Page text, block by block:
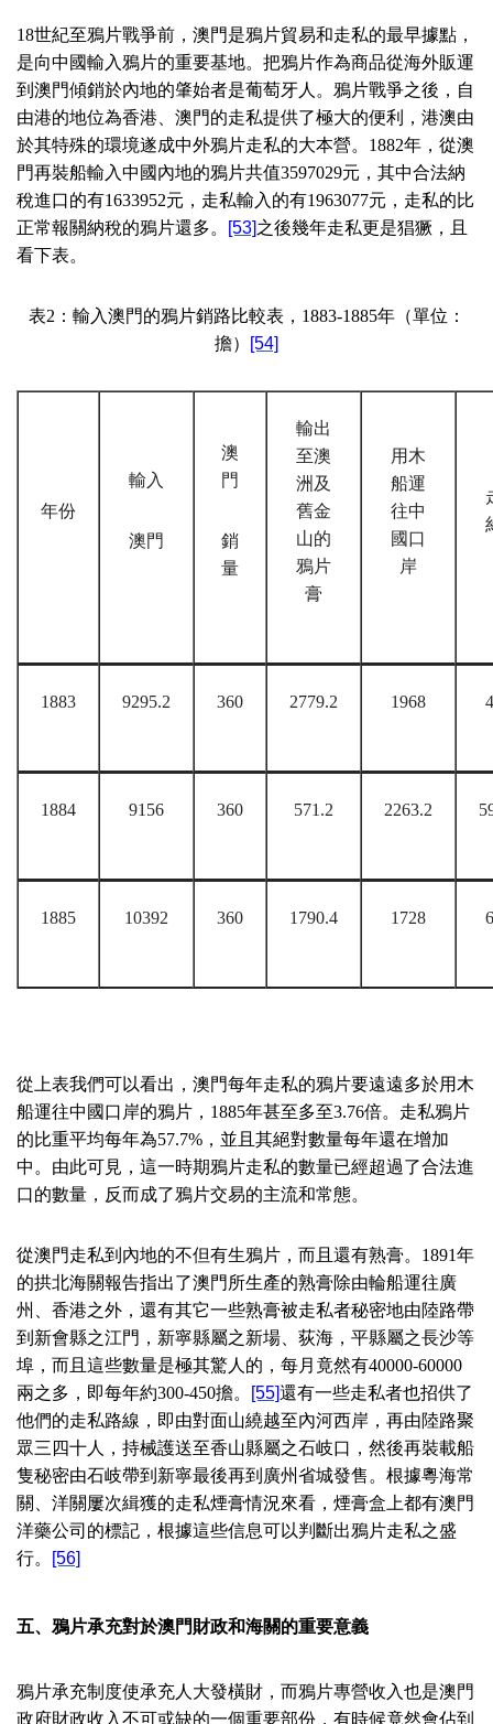
18世紀至鴉片戰爭前，澳門是鴉片貿易和走私的最早據點，
是向中國輸入鴉片的重要基地。把鴉片作為商品從海外販運
到澳門傾銷於內地的肇始者是葡萄牙人。鴉片戰爭之後，自
由港的地位為香港、澳門的走私提供了極大的便利，港澳由
於其特殊的環境遂成中外鴉片走私的大本營。 1882年，從澳
門再裝船輸入中國內地的鴉片共值3597029元，其中合法納
稅進口的有1633952元，走私輸入的有1963077元，走私的比
正常報關納稅的鴉片還多。
[53]之後幾年走私更是猖獗，且
看下表。
表2 ：輸入澳門的鴉片銷路比較表， 1883-1885年（單位：
擔）
[54]
年份
輸入
澳門
澳
門
銷
量
輸出
至澳
洲及
舊金
山的
鴉片
膏
用木
船運
往中
國口
岸
1883 9295.2 360 2779.2 1968
1884 9156 360 571.2 2263.2
1885 10392 360 1790.4 1728
從上表我們可以看出，澳門每年走私的鴉片要遠遠多於用木
船運往中國口岸的鴉片， 1885年甚至多至3.76倍。走私鴉片
的比重平均每年為57.7% ，並且其絕對數量每年還在增加
中。由此可見，這一時期鴉片走私的數量已經超過了合法進
口的數量，反而成了鴉片交易的主流和常態。
從澳門走私到內地的不但有生鴉片，而且還有熟膏。 1891年
的拱北海關報告指出了澳門所生產的熟膏除由輪船運往廣
州、香港之外，還有其它一些熟膏被走私者秘密地由陸路帶
到新會縣之江門，新寧縣屬之新場、荻海，平縣屬之長沙等
埠，而且這些數量是極其驚人的，每月竟然有40000-60000
兩之多，即每年約300-450擔。 [55]還有一些走私者也招供了
他們的走私路線，即由對面山繞越至內河西岸，再由陸路聚
眾三四十人，持械護送至香山縣屬之石岐口，然後再裝載船
隻秘密由石岐帶到新寧最後再到廣州省城發售。根據粵海常
關、洋關屢次緝獲的走私煙膏情況來看，煙膏盒上都有澳門
洋藥公司的標記，根據這些信息可以判斷出鴉片走私之盛
行。
[56]
五、鴉片承充對於澳門財政和海關的重要意義
鴉片承充制度使承充人大發橫財，而鴉片專營收入也是澳門
政府財政收入不可或缺的一個重要部份，有時候竟然會佔到